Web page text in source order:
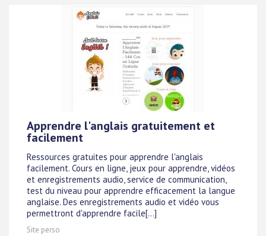
Apprendre l'anglais gratuitement et
facilement
Ressources gratuites pour apprendre l'anglais
facilement. Cours en ligne, jeux pour apprendre, vidéos
et enregistrements audio, service de communication,
test du niveau pour apprendre efficacement la langue
anglaise. Des enregistrements audio et vidéo vous
permettront d'apprendre facile[...]
Site perso